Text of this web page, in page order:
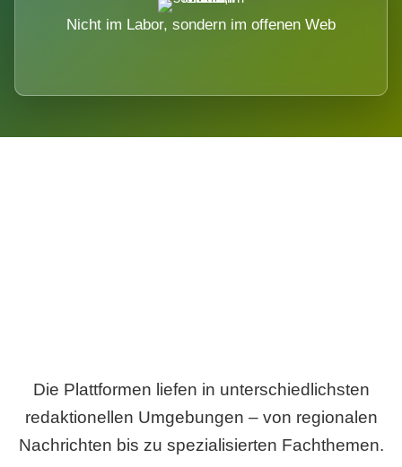
Nicht im Labor, sondern im offenen Web
Die Plattformen liefen in unterschiedlichsten
redaktionellen Umgebungen – von regionalen
Nachrichten bis zu spezialisierten Fachthemen.